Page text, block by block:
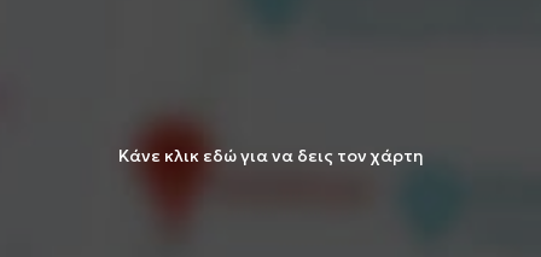
Κάνε κλικ εδώ για να δεις τον χάρτη